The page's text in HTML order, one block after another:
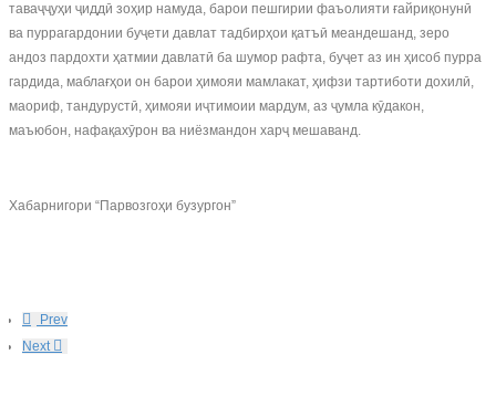
таваҷҷуҳи ҷиддӣ зоҳир намуда, барои пешгирии фаъолияти ғайриқонунӣ
ва пуррагардонии буҷети давлат тадбирҳои қатъӣ меандешанд, зеро
андоз пардохти ҳатмии давлатӣ ба шумор рафта, буҷет аз ин ҳисоб пурра
гардида, маблағҳои он барои ҳимояи мамлакат, ҳифзи тартиботи дохилӣ,
маориф, тандурустӣ, ҳимояи иҷтимоии мардум, аз ҷумла кӯдакон,
маъюбон, нафақахӯрон ва ниёзмандон харҷ мешаванд.
Хабарнигори “Парвозгоҳи бузургон”
Prev
Next